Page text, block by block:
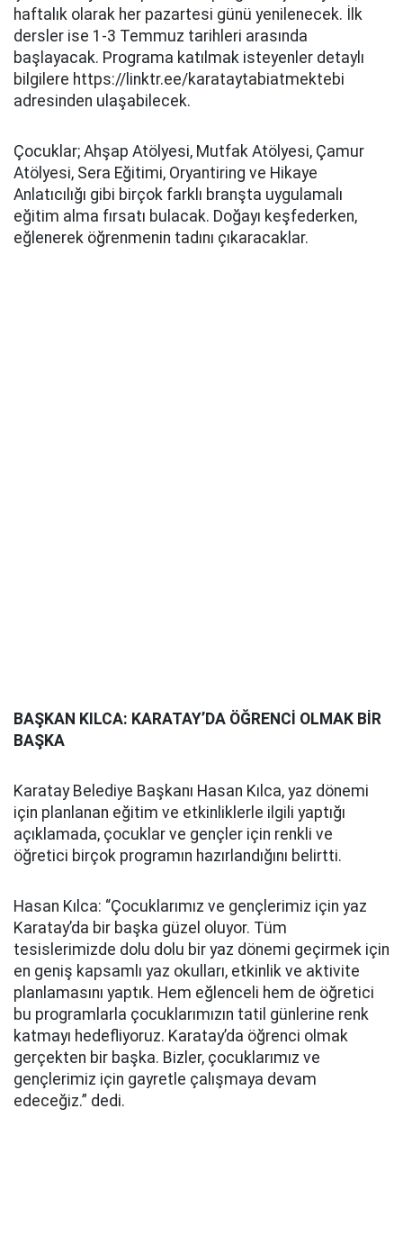
haftalık olarak her pazartesi günü yenilenecek. İlk
dersler ise 1-3 Temmuz tarihleri arasında
başlayacak. Programa katılmak isteyenler detaylı
bilgilere https://linktr.ee/karataytabiatmektebi
adresinden ulaşabilecek.
Çocuklar; Ahşap Atölyesi, Mutfak Atölyesi, Çamur
Atölyesi, Sera Eğitimi, Oryantiring ve Hikaye
Anlatıcılığı gibi birçok farklı branşta uygulamalı
eğitim alma fırsatı bulacak. Doğayı keşfederken,
eğlenerek öğrenmenin tadını çıkaracaklar.
BAŞKAN KILCA: KARATAY’DA ÖĞRENCİ OLMAK BİR
BAŞKA
Karatay Belediye Başkanı Hasan Kılca, yaz dönemi
için planlanan eğitim ve etkinliklerle ilgili yaptığı
açıklamada, çocuklar ve gençler için renkli ve
öğretici birçok programın hazırlandığını belirtti.
Hasan Kılca: “Çocuklarımız ve gençlerimiz için yaz
Karatay’da bir başka güzel oluyor. Tüm
tesislerimizde dolu dolu bir yaz dönemi geçirmek için
en geniş kapsamlı yaz okulları, etkinlik ve aktivite
planlamasını yaptık. Hem eğlenceli hem de öğretici
bu programlarla çocuklarımızın tatil günlerine renk
katmayı hedefliyoruz. Karatay’da öğrenci olmak
gerçekten bir başka. Bizler, çocuklarımız ve
gençlerimiz için gayretle çalışmaya devam
edeceğiz.” dedi.